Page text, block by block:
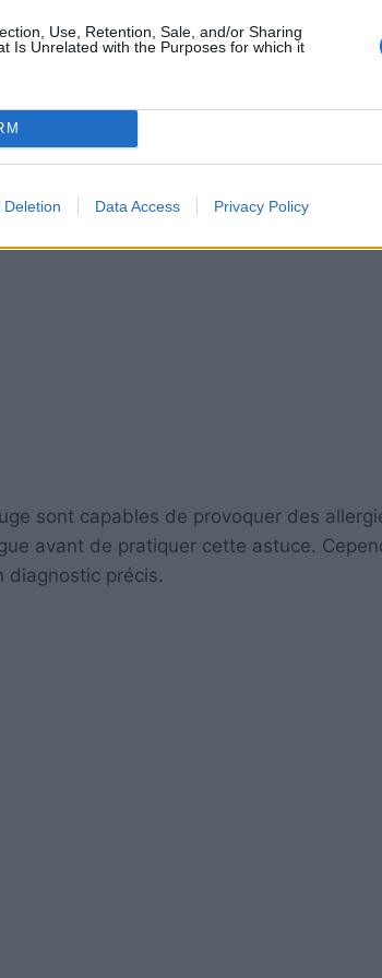
Use, Retention, Sale, and/or Sharing
Is Unrelated with the Purposes for which it
Deletion Data Access Privacy Policy
vous aider à profiter d’un bon
Coupez une branche, séchez et
à vos troubles de sommeil.
sont capables de provoquer des
avant de pratiquer cette astuce.
diagnostic précis.